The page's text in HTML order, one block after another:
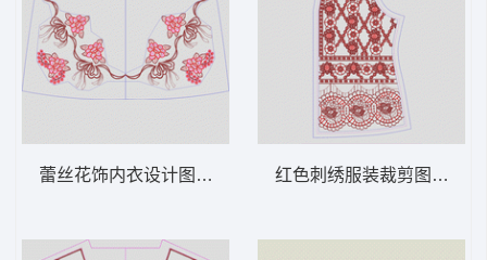
蕾丝花饰内衣设计图 领 衣边下摆 中东阿拉红色刺绣服装裁剪图 领 衣